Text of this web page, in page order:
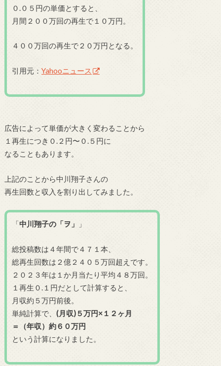
０.０５円の単価とすると、
月間２００万回の再生で１０万円。
４００万回の再生で２０万円となる。
引用元： Yahooニュース
広告によって単価が大きく変わることから
１再生につき０.２円〜０.５円に
なることもあります。
上記のことから中川翔子さんの
再生回数と収入を割り出してみました。
「中川翔子の「ヲ」 」
総投稿数は４年間で４７１本、
総再生回数は２億２４０５万回超えです。
２０２３年は１か月当たり平均４８万回。
１再生０.１円だとして計算すると、
月収約５万円前後。
単純計算で、 (月収)５万円×１２ヶ月
＝（年収）約６０万円
という計算になりました。